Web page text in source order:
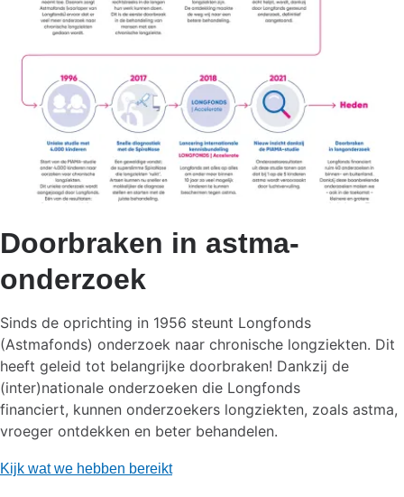
Doorbraken in astma-
onderzoek
Sinds de oprichting in 1956 steunt Longfonds
(Astmafonds) onderzoek naar chronische longziekten. Dit
heeft geleid tot belangrijke doorbraken! Dankzij de
(inter)nationale onderzoeken die Longfonds
financiert, kunnen onderzoekers longziekten, zoals astma,
vroeger ontdekken en beter behandelen.
Kijk wat we hebben bereikt